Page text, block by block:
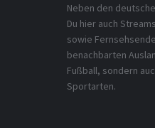
Neben den
Du hier auch
sowie
benachbarten
Fußball, sondern
Sportarten.